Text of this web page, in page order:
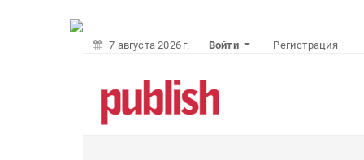
7 августа 2026 г. Войти Регистрация